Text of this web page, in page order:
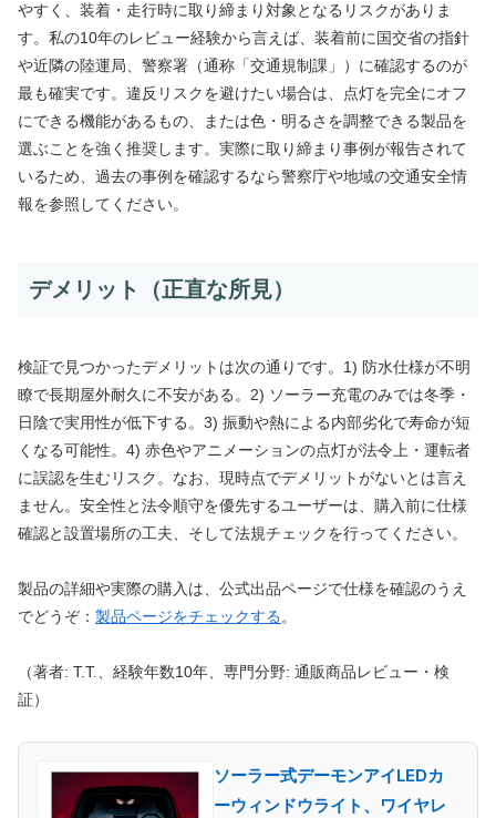
やすく、装着・走行時に取り締まり対象となるリスクがありま
す。私の10年のレビュー経験から言えば、装着前に国交省の指針
や近隣の陸運局、警察署（通称「交通規制課」）に確認するのが
最も確実です。違反リスクを避けたい場合は、点灯を完全にオフ
にできる機能があるもの、または色・明るさを調整できる製品を
選ぶことを強く推奨します。実際に取り締まり事例が報告されて
いるため、過去の事例を確認するなら警察庁や地域の交通安全情
報を参照してください。
デメリット（正直な所見）
検証で見つかったデメリットは次の通りです。1) 防水仕様が不明
瞭で長期屋外耐久に不安がある。2) ソーラー充電のみでは冬季・
日陰で実用性が低下する。3) 振動や熱による内部劣化で寿命が短
くなる可能性。4) 赤色やアニメーションの点灯が法令上・運転者
に誤認を生むリスク。なお、現時点でデメリットがないとは言え
ません。安全性と法令順守を優先するユーザーは、購入前に仕様
確認と設置場所の工夫、そして法規チェックを行ってください。
製品の詳細や実際の購入は、公式出品ページで仕様を確認のうえ
でどうぞ： 製品ページをチェックする。
（著者: T.T.、経験年数10年、専門分野: 通販商品レビュー・検
証）
ソーラー式デーモンアイLEDカ
ーウィンドウライト、ワイヤレ